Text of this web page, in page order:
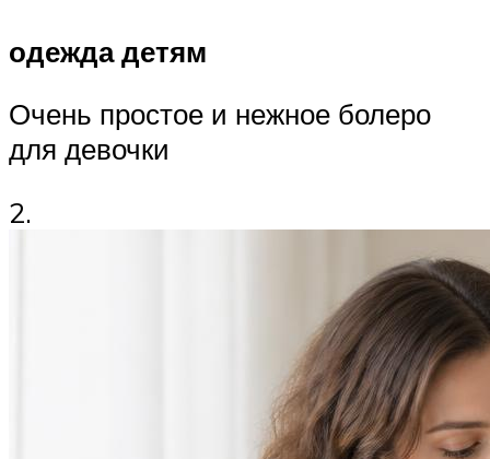
одежда детям
Очень простое и нежное болеро
для девочки
2.